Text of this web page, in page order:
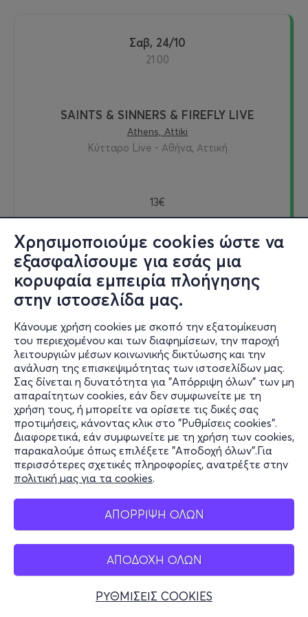
Χρησιμοποιούμε cookies ώστε να
εξασφαλίσουμε για εσάς μια
κορυφαία εμπειρία πλοήγησης
στην ιστοσελίδα μας.
Κάνουμε χρήση cookies με σκοπό την εξατομίκευση
του περιεχομένου και των διαφημίσεων, την παροχή
λειτουργιών μέσων κοινωνικής δικτύωσης και την
ανάλυση της επισκεψιμότητας των ιστοσελίδων μας.
Σας δίνεται η δυνατότητα για "Απόρριψη όλων" των μη
απαραίτητων cookies, εάν δεν συμφωνείτε με τη
χρήση τους, ή μπορείτε να ορίσετε τις δικές σας
προτιμήσεις, κάνοντας κλικ στο "Ρυθμίσεις cookies".
Διαφορετικά, εάν συμφωνείτε με τη χρήση των cookies,
παρακαλούμε όπως επιλέξετε "Αποδοχή όλων".Για
περισσότερες σχετικές πληροφορίες, ανατρέξτε στην
πολιτική μας για τα cookies.
ΑΠΟΡΡΙΨΗ ΟΛΩΝ
ΑΠΟΔΟΧΗ ΟΛΩΝ
ΡΥΘΜΙΣΕΙΣ COOKIES
Σαβ, 24/10
21:00
SAINTS & SINNERS & FIREFLY LIVE
Athens, Attiki
Κύτταρο Live - Αθήνα, Αττική
13€
Εισιτήρια